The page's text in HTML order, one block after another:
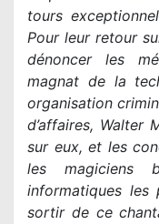
tours
Pour leur retour
dénoncer les
magnat de la
organisation
d’affaires, Walter
sur eux, et les
les magiciens
informatiques les
sortir de ce